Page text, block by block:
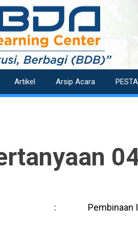
Artikel Arsip Acara
: Pembinaan